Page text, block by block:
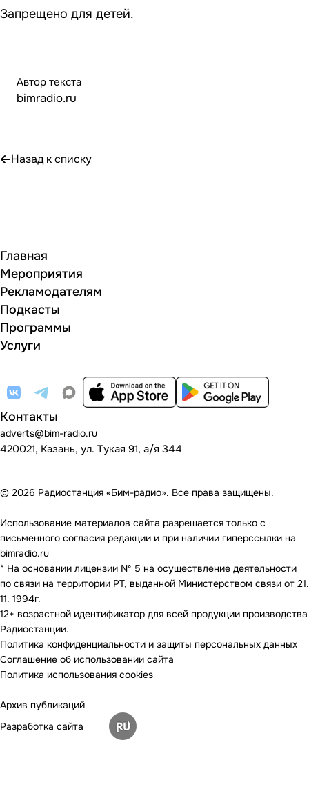
Запрещено для детей.
Автор текста
bimradio.ru
Назад к списку
Главная
Мероприятия
Рекламодателям
Подкасты
Программы
Услуги
Контакты
adverts@bim-radio.ru
420021, Казань, ул. Тукая 91, а/я 344
© 2026 Радиостанция «Бим-радио». Все права защищены.
Использование материалов сайта разрешается только с
письменного согласия редакции и при наличии гиперссылки на
bimradio.ru
* На основании лицензии Nº 5 на осуществление деятельности
по связи на территории РТ, выданной Министерством связи от 21.
11. 1994г.
12+ возрастной идентификатор для всей продукции производства
Радиостанции.
Политика конфиденциальности и защиты персональных данных
Соглашение об использовании сайта
Политика использования cookies
Архив публикаций
Разработка сайта